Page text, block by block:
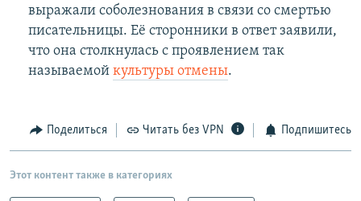
выражали соболезнования в связи со смертью
писательницы. Её сторонники в ответ заявили,
что она столкнулась с проявлением так
называемой культуры отмены.
Поделиться Читать без VPN Подпишитесь
Этот контент также в категориях